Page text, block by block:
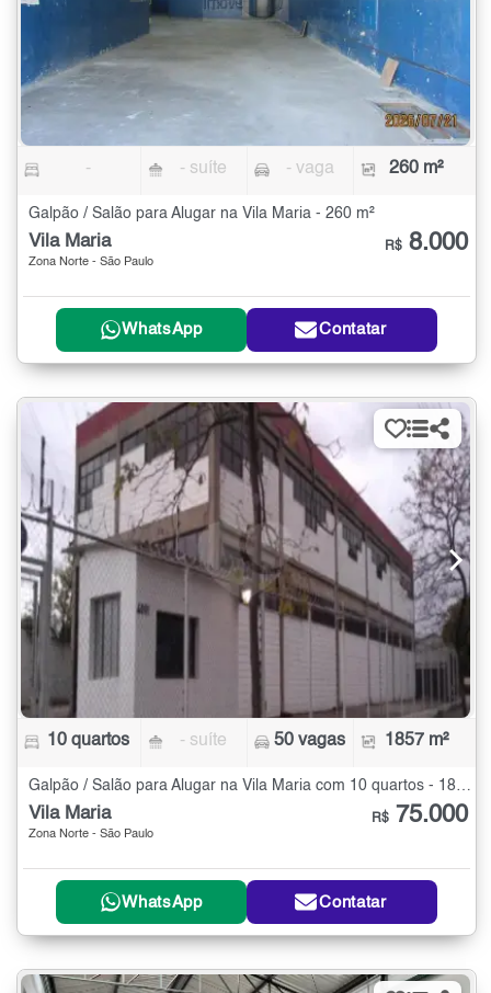
- - suíte - vaga 260 m²
Galpão / Salão para Alugar na Vila Maria - 260 m²
Vila Maria
Zona Norte - São Paulo
R$ 8.000
WhatsApp Contatar
10 quartos - suíte 50 vagas 1857 m²
Galpão / Salão para Alugar na Vila Maria com 10 quartos - 1857 m²
Vila Maria
Zona Norte - São Paulo
R$ 75.000
WhatsApp Contatar